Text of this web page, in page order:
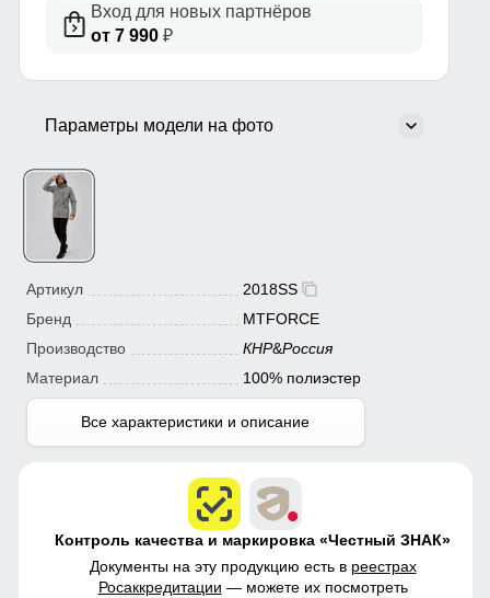
Вход для новых партнёров
от 7 990₽
Параметры модели на фото
Артикул
2018SS
Бренд
MTFORCE
Производство
КНР&Россия
Материал
100% полиэстер
Все характеристики и описание
Контроль качества и маркировка «Честный ЗНАК»
Документы на эту продукцию есть в реестрах
Росаккредитации — можете их посмотреть